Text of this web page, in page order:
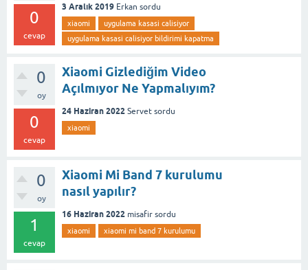
0
cevap
3 Aralık 2019 Erkan sordu
xiaomi
uygulama kasasi calisiyor
uygulama kasasi calisiyor bildirimi kapatma
0
oy
0
cevap
Xiaomi Gizlediğim Video
Açılmıyor Ne Yapmalıyım?
24 Haziran 2022 Servet sordu
xiaomi
0
oy
1
cevap
Xiaomi Mi Band 7 kurulumu
nasıl yapılır?
16 Haziran 2022 misafir sordu
xiaomi xiaomi mi band 7 kurulumu